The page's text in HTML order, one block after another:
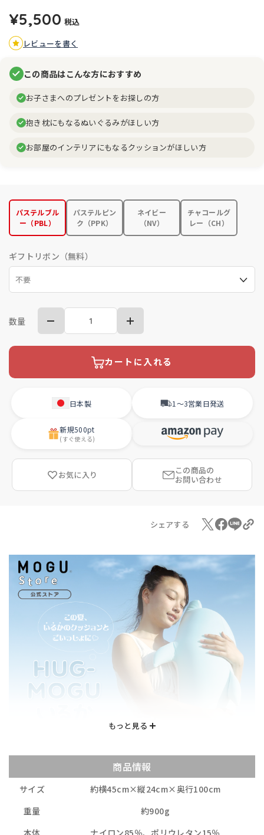
¥5,500 税込
レビューを書く
この商品はこんな方におすすめ
お子さまへのプレゼントをお探しの方
抱き枕にもなるぬいぐるみがほしい方
お部屋のインテリアにもなるクッションがほしい方
パステルブル
ー（PBL）
パステルピン
ク（PPK）
ネイビー
（NV）
チャコールグ
レー（CH）
ギフトリボン（無料）
数量
カートに入れる
日本製 1〜3営業日発送
新規500pt
(すぐ使える)
お気に入り
この商品の
お問い合わせ
シェアする
商品情報
サイズ
約横45cm×縦24cm×奥行100cm
重量
約900g